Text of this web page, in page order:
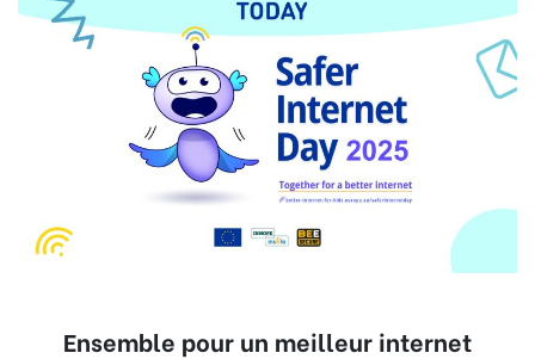
Ensemble pour un meilleur internet